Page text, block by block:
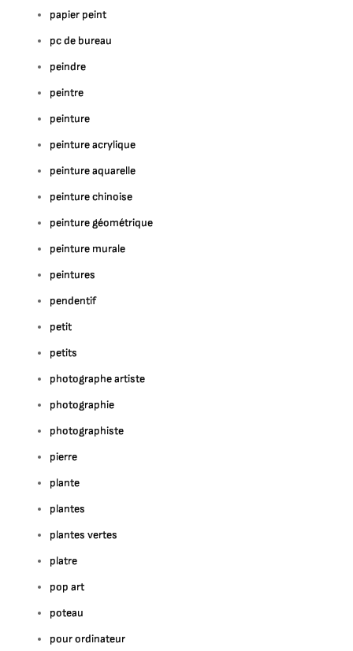
papier peint
pc de bureau
peindre
peintre
peinture
peinture acrylique
peinture aquarelle
peinture chinoise
peinture géométrique
peinture murale
peintures
pendentif
petit
petits
photographe artiste
photographie
photographiste
pierre
plante
plantes
plantes vertes
platre
pop art
poteau
pour ordinateur